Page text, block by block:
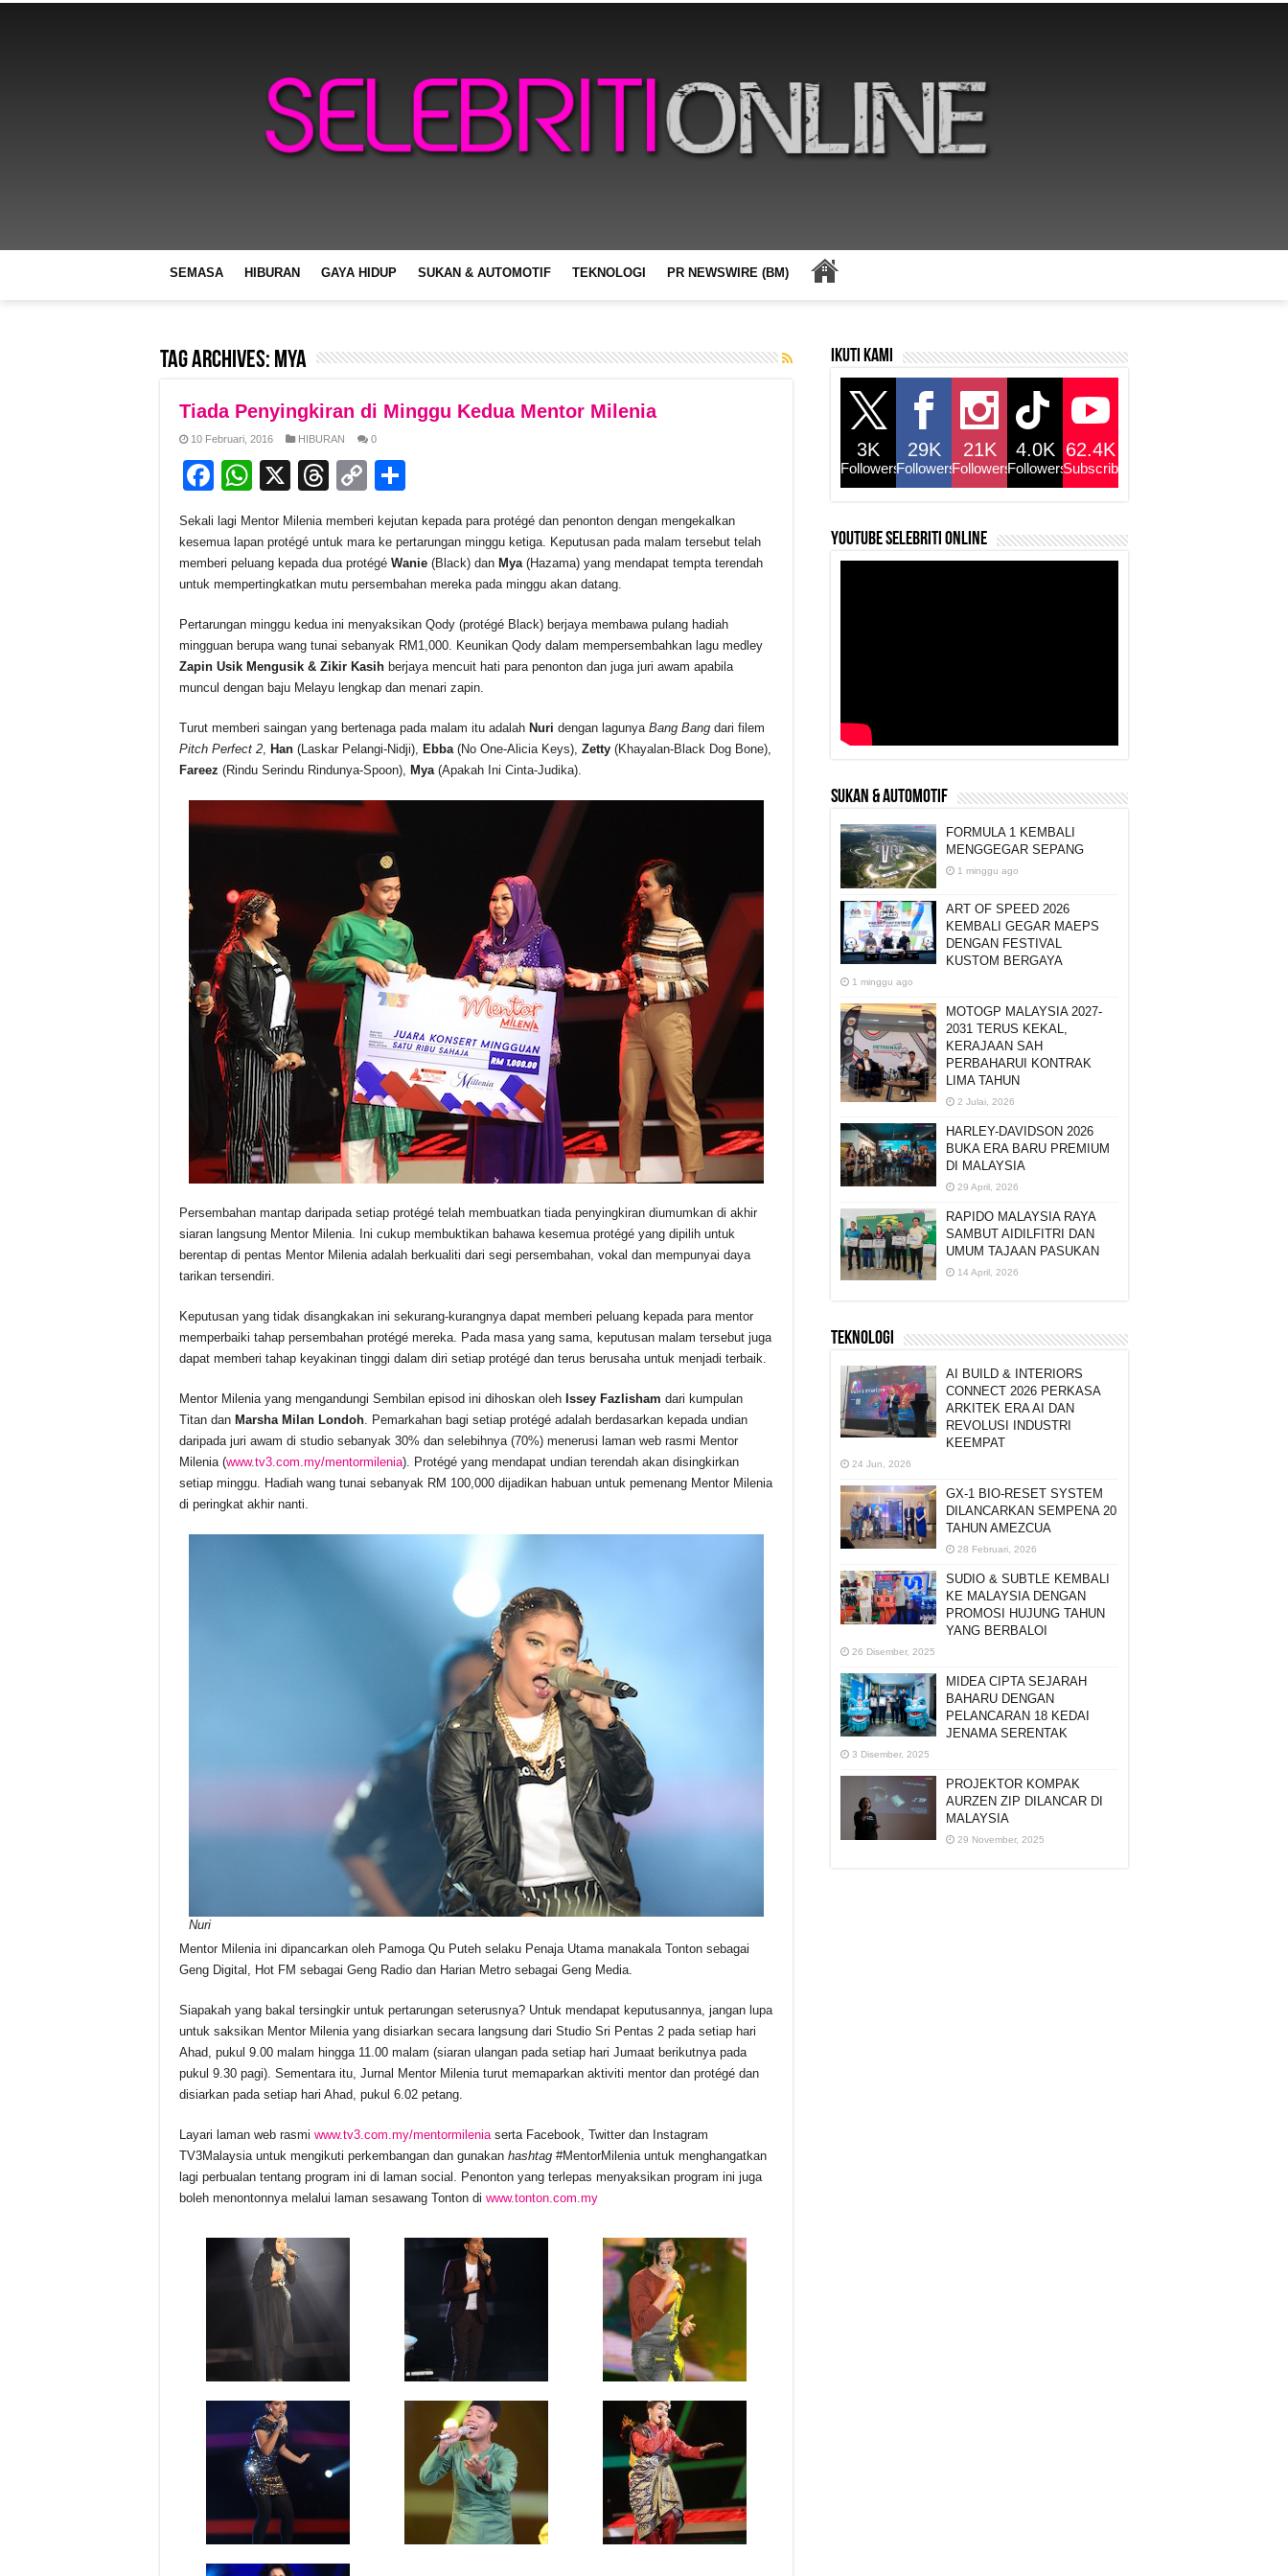
SEMASA HIBURAN GAYA HIDUP SUKAN & AUTOMOTIF TEKNOLOGI PR NEWSWIRE (BM)
Tag Archives: Mya
Tiada Penyingkiran di Minggu Kedua Mentor Milenia
10 Februari, 2016 HIBURAN 0
F
c
e
b
o
o
k
W
at
s
A
p
p
X
T
e
a
d
s
C
p
y
Li
n
k
ar
e
Sekali lagi Mentor Milenia memberi kejutan kepada para protégé dan penonton dengan mengekalkan
kesemua lapan protégé untuk mara ke pertarungan minggu ketiga. Keputusan pada malam tersebut telah
memberi peluang kepada dua protégé Wanie (Black) dan Mya (Hazama) yang mendapat tempta terendah
untuk mempertingkatkan mutu persembahan mereka pada minggu akan datang.
Pertarungan minggu kedua ini menyaksikan Qody (protégé Black) berjaya membawa pulang hadiah
mingguan berupa wang tunai sebanyak RM1,000. Keunikan Qody dalam mempersembahkan lagu medley
Zapin Usik Mengusik & Zikir Kasih berjaya mencuit hati para penonton dan juga juri awam apabila
muncul dengan baju Melayu lengkap dan menari zapin.
Turut memberi saingan yang bertenaga pada malam itu adalah Nuri dengan lagunya Bang Bang dari filem
Pitch Perfect 2 Han (Laskar Pelangi-Nidji), Ebba (No One-Alicia Keys), Zetty (Khayalan-Black Dog Bone),
Fareez (Rindu Serindu Rindunya-Spoon), Mya (Apakah Ini Cinta-Judika).
Persembahan mantap daripada setiap protégé telah membuatkan tiada penyingkiran diumumkan di akhir
siaran langsung Mentor Milenia. Ini cukup membuktikan bahawa kesemua protégé yang dipilih untuk
berentap di pentas Mentor Milenia adalah berkualiti dari segi persembahan, vokal dan mempunyai daya
tarikan tersendiri.
Keputusan yang tidak disangkakan ini sekurang-kurangnya dapat memberi peluang kepada para mentor
memperbaiki tahap persembahan protégé mereka. Pada masa yang sama, keputusan malam tersebut juga
dapat memberi tahap keyakinan tinggi dalam diri setiap protégé dan terus berusaha untuk menjadi terbaik.
Mentor Milenia yang mengandungi Sembilan episod ini dihoskan oleh Issey Fazlisham dari kumpulan
Titan dan Marsha Milan Londoh . Pemarkahan bagi setiap protégé adalah berdasarkan kepada undian
daripada juri awam di studio sebanyak 30% dan selebihnya (70%) menerusi laman web rasmi Mentor
Milenia (www.tv3.com.my/mentormilenia). Protégé yang mendapat undian terendah akan disingkirkan
setiap minggu. Hadiah wang tunai sebanyak RM 100,000 dijadikan habuan untuk pemenang Mentor Milenia
di peringkat akhir nanti.
Nuri
Mentor Milenia ini dipancarkan oleh Pamoga Qu Puteh selaku Penaja Utama manakala Tonton sebagai
Geng Digital, Hot FM sebagai Geng Radio dan Harian Metro sebagai Geng Media.
Siapakah yang bakal tersingkir untuk pertarungan seterusnya? Untuk mendapat keputusannya, jangan lupa
untuk saksikan Mentor Milenia yang disiarkan secara langsung dari Studio Sri Pentas 2 pada setiap hari
Ahad, pukul 9.00 malam hingga 11.00 malam (siaran ulangan pada setiap hari Jumaat berikutnya pada
pukul 9.30 pagi). Sementara itu, Jurnal Mentor Milenia turut memaparkan aktiviti mentor dan protégé dan
disiarkan pada setiap hari Ahad, pukul 6.02 petang.
Layari laman web rasmi www.tv3.com.my/mentormilenia serta Facebook, Twitter dan Instagram
TV3Malaysia untuk mengikuti perkembangan dan gunakan hashtag #MentorMilenia untuk menghangatkan
lagi perbualan tentang program ini di laman social. Penonton yang terlepas menyaksikan program ini juga
boleh menontonnya melalui laman sesawang Tonton di www.tonton.com.my
Ikuti kami
3K
Followers
29K
Followers
21K
Followers
4.0K
Followers
62.4K
Subscribers
YouTube selebriti online
SUKAN & AUTOMOTIF
FORMULA 1 KEMBALI
MENGGEGAR SEPANG
1 minggu ago
ART OF SPEED 2026
KEMBALI GEGAR MAEPS
DENGAN FESTIVAL
KUSTOM BERGAYA
1 minggu ago
MOTOGP MALAYSIA 2027-
2031 TERUS KEKAL,
KERAJAAN SAH
PERBAHARUI KONTRAK
LIMA TAHUN
2 Julai, 2026
HARLEY-DAVIDSON 2026
BUKA ERA BARU PREMIUM
DI MALAYSIA
29 April, 2026
RAPIDO MALAYSIA RAYA
SAMBUT AIDILFITRI DAN
UMUM TAJAAN PASUKAN
14 April, 2026
TEKNOLOGI
AI BUILD & INTERIORS
CONNECT 2026 PERKASA
ARKITEK ERA AI DAN
REVOLUSI INDUSTRI
KEEMPAT
24 Jun, 2026
GX-1 BIO-RESET SYSTEM
DILANCARKAN SEMPENA 20
TAHUN AMEZCUA
28 Februari, 2026
SUDIO & SUBTLE KEMBALI
KE MALAYSIA DENGAN
PROMOSI HUJUNG TAHUN
YANG BERBALOI
26 Disember, 2025
MIDEA CIPTA SEJARAH
BAHARU DENGAN
PELANCARAN 18 KEDAI
JENAMA SERENTAK
3 Disember, 2025
PROJEKTOR KOMPAK
AURZEN ZIP DILANCAR DI
MALAYSIA
29 November, 2025